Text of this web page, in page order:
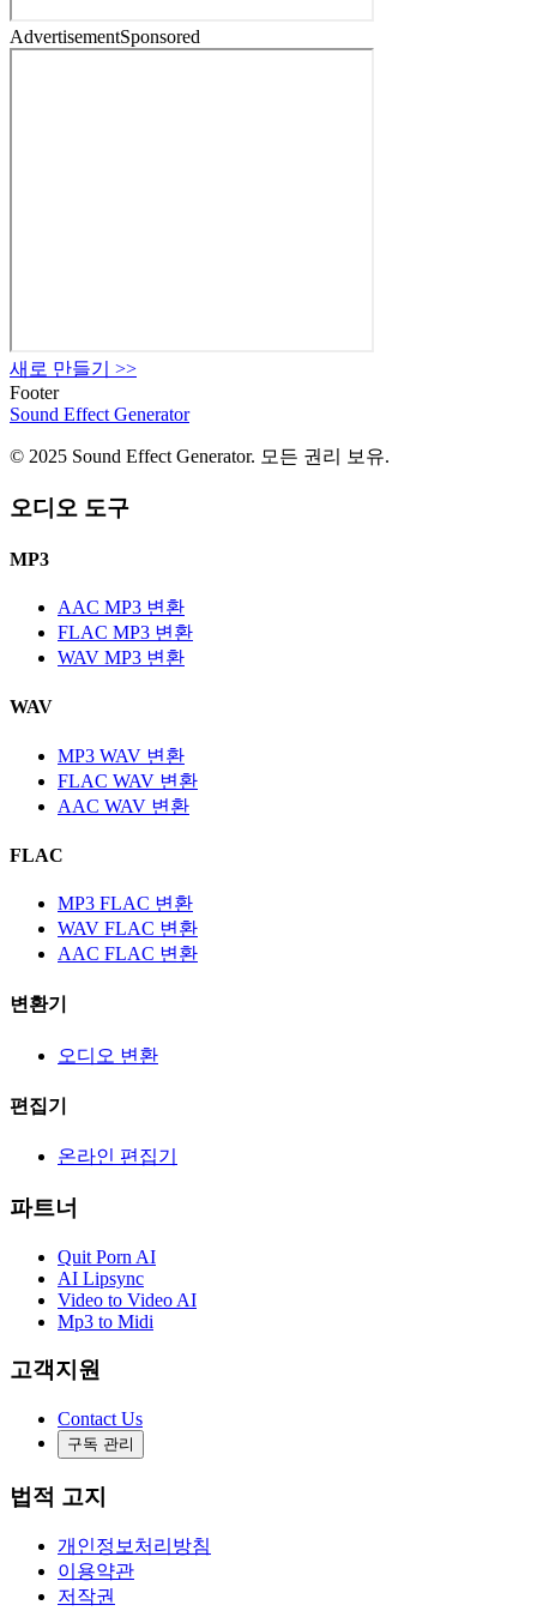
AdvertisementSponsored
새로 만들기
>>
Footer
Sound Effect Generator
© 2025 Sound Effect Generator. 모든 권리 보유.
오디오 도구
MP3
AAC MP3 변환
FLAC MP3 변환
WAV MP3 변환
WAV
MP3 WAV 변환
FLAC WAV 변환
AAC WAV 변환
FLAC
MP3 FLAC 변환
WAV FLAC 변환
AAC FLAC 변환
변환기
오디오 변환
편집기
온라인 편집기
파트너
Quit Porn AI
AI Lipsync
Video to Video AI
Mp3 to Midi
고객지원
Contact Us
구독 관리
법적 고지
개인정보처리방침
이용약관
저작권